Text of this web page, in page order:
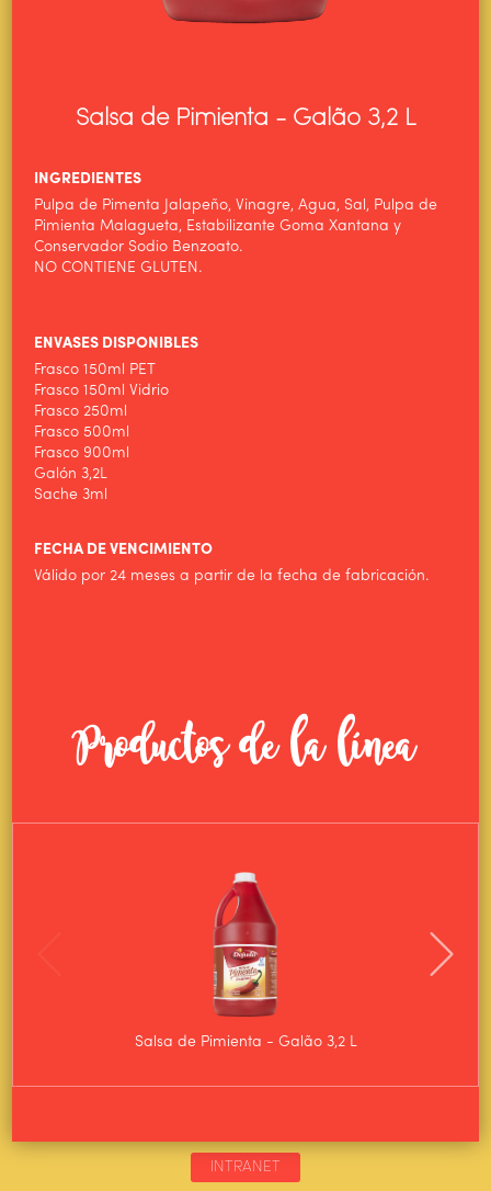
ALIMENTOS WILSON
PRODUCTOS
Salsa de Pimienta - Galão 3,2 L
INGREDIENTES
Pulpa de Pimenta Jalapeño, Vinagre, Agua, Sal, Pulpa de
Pimienta Malagueta, Estabilizante Goma Xantana y
Conservador Sodio Benzoato.
NO CONTIENE GLUTEN.
ENVASES DISPONIBLES
Frasco 150ml PET
Frasco 150ml Vidrio
Frasco 250ml
Frasco 500ml
Frasco 900ml
Galón 3,2L
Sache 3ml
FECHA DE VENCIMIENTO
Válido por 24 meses a partir de la fecha de fabricación.
Productos de la línea
Salsa de Pimienta - Galão 3,2 L
INTRANET